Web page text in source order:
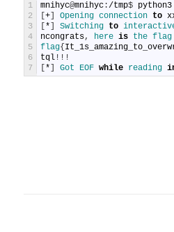
1
2
3
4
5
6
7
mnihyc@mnihyc :/tmp$ python3
[+ Opening connection to
* Switching to
ncongrats, here is the flag
flag{
tql ! ! !
* Got EOF while reading